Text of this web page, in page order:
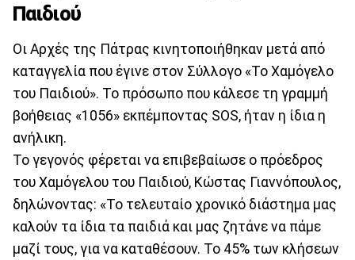
Παιδιού
Οι Αρχές της Πάτρας κινητοποιήθηκαν μετά από
καταγγελία που έγινε στον Σύλλογο «Το Χαμόγελο
του Παιδιού». Το πρόσωπο που κάλεσε τη γραμμή
βοήθειας «1056» εκπέμποντας SOS, ήταν η ίδια η
ανήλικη.
Το γεγονός φέρεται να επιβεβαίωσε ο πρόεδρος
του Χαμόγελου του Παιδιού, Κώστας Γιαννόπουλος,
δηλώνοντας: «Το τελευταίο χρονικό διάστημα μας
καλούν τα ίδια τα παιδιά και μας ζητάνε να πάμε
μαζί τους, για να καταθέσουν. Το 45% των κλήσεων